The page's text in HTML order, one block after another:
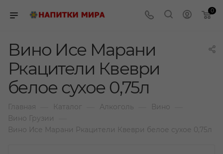
0
Вино Исе Марани
Ркацители Квеври
белое сухое 0,75л
Главная Каталог Алкоголь Вино
Вино Грузии
Вино Исе Марани Ркацители Квеври белое сухое 0,75л